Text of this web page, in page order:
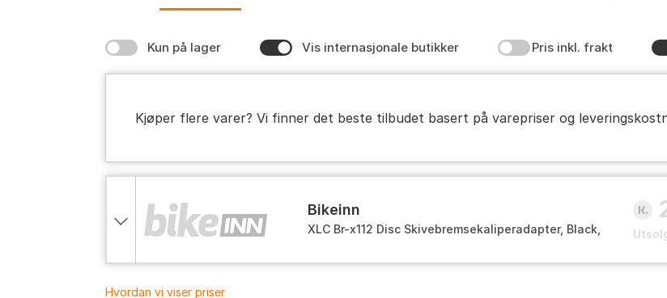
Kun på lager Vis internasjonale butikker Pris inkl. frakt
Kjøper flere varer? Vi finner det beste tilbudet basert på varepriser og
bikeinn
XLC Br-x112 Disc Skivebremsekaliperadapter, Black,
Hvordan vi viser priser